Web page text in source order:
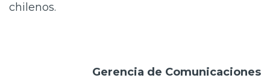
chilenos.
Gerencia de Comunicaciones